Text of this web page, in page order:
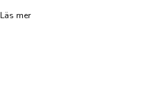
Läs mer